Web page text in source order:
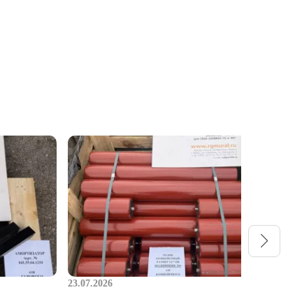
23.07.2026